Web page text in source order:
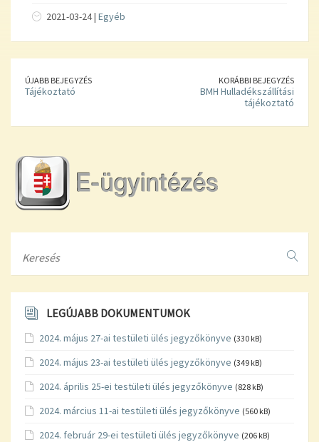
2021-03-24 | Egyéb
ÚJABB BEJEGYZÉS
Tájékoztató
KORÁBBI BEJEGYZÉS
BMH Hulladékszállítási
tájékoztató
LEGÚJABB DOKUMENTUMOK
2024. május 27-ai testületi ülés jegyzőkönyve (330 kB)
2024. május 23-ai testületi ülés jegyzőkönyve (349 kB)
2024. április 25-ei testületi ülés jegyzőkönyve (828 kB)
2024. március 11-ai testületi ülés jegyzőkönyve (560 kB)
2024. február 29-ei testületi ülés jegyzőkönyve (206 kB)